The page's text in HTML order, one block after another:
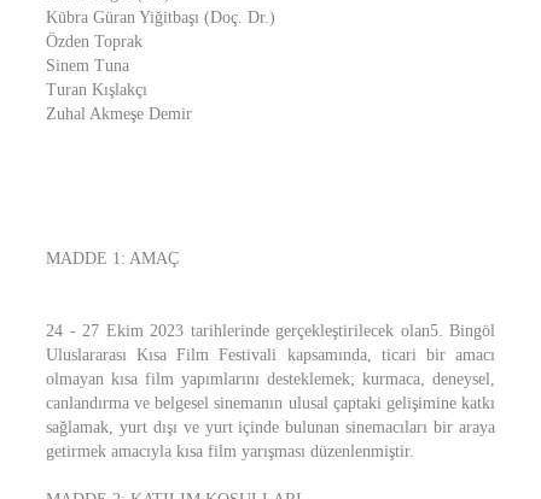
Kübra Güran Yiğitbaşı (Doç. Dr.)
Özden Toprak
Sinem Tuna
Turan Kışlakçı
Zuhal Akmeşe Demir
MADDE 1: AMAÇ
24 - 27 Ekim 2023 tarihlerinde gerçekleştirilecek olan5. Bingöl
Uluslararası Kısa Film Festivali kapsamında, ticari bir amacı
olmayan kısa film yapımlarını desteklemek; kurmaca, deneysel,
canlandırma ve belgesel sinemanın ulusal çaptaki gelişimine katkı
sağlamak, yurt dışı ve yurt içinde bulunan sinemacıları bir araya
getirmek amacıyla kısa film yarışması düzenlenmiştir.